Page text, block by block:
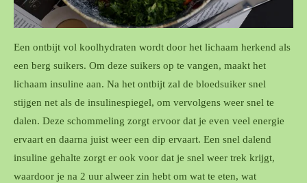
Een ontbijt vol koolhydraten wordt door het lichaam herkend als
een berg suikers. Om deze suikers op te vangen, maakt het
lichaam insuline aan. Na het ontbijt zal de bloedsuiker snel
stijgen net als de insulinespiegel, om vervolgens weer snel te
dalen. Deze schommeling zorgt ervoor dat je even veel energie
ervaart en daarna juist weer een dip ervaart. Een snel dalend
insuline gehalte zorgt er ook voor dat je snel weer trek krijgt,
waardoor je na 2 uur alweer zin hebt om wat te eten, wat